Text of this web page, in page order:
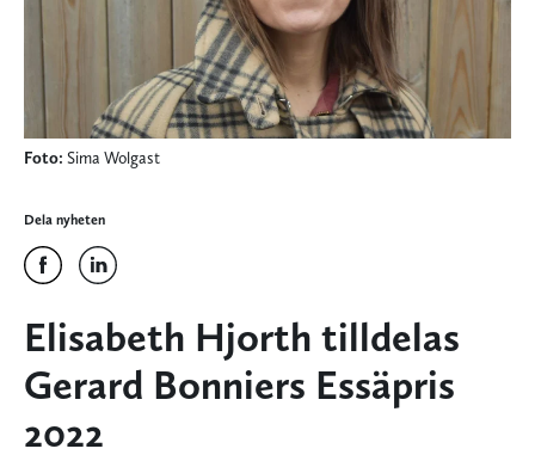
Foto: Sima Wolgast
Dela nyheten
Elisabeth Hjorth tilldelas
Gerard Bonniers Essäpris
2022